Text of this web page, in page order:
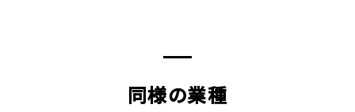
同様の業種